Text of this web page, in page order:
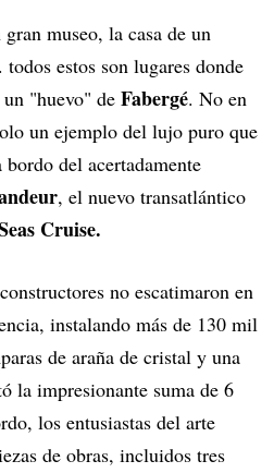
museo, la casa de un
estos son lugares donde
"huevo" de Fabergé. No en
un ejemplo del lujo puro que
bordo del acertadamente
, el nuevo transatlántico
Cruise.
no escatimaron en
instalando más de 130 mil
de araña de cristal y una
la impresionante suma de 6
los entusiastas del arte
de obras, incluidos tres